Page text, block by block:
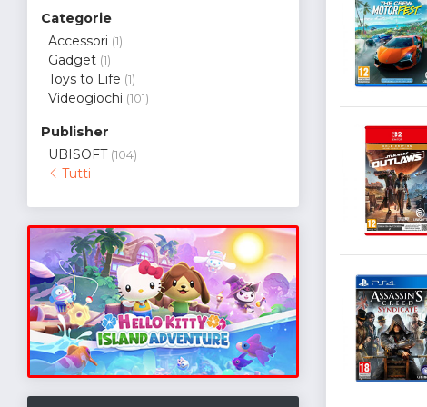
Categorie
Accessori (1)
Gadget (1)
Toys to Life (1)
Videogiochi (101)
Publisher
UBISOFT (104)
Tutti